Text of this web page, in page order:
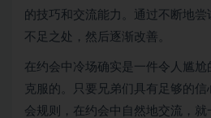
的技巧和交流能力。通过不断地
不足之处，然后逐渐改善。
在约会中冷场确实是一件令人尴
克服的。只要兄弟们具有足够的
会规则，在约会中自然地交流，就